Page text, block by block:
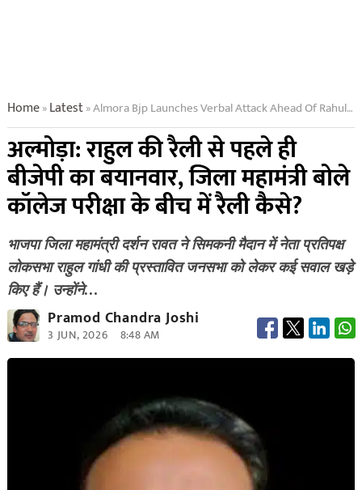
Home»Latest»Almora Bjp Launches Verbal Attack Ahead Of Rahuls Rally
अल्मोड़ा: राहुल की रैली से पहले ही
बीजेपी का बयानवार, जिला महामंत्री बोले
कॉलेज परीक्षा के बीच में रैली कैसे?
भाजपा जिला महामंत्री दर्शन रावत ने सिमकनी मैदान में नेता प्रतिपक्ष
लोकसभा राहुल गांधी की प्रस्तावित जनसभा को लेकर कई सवाल खड़े
किए हैं। उन्होंने…
Pramod Chandra Joshi
3 JUN, 2026 8:48 AM